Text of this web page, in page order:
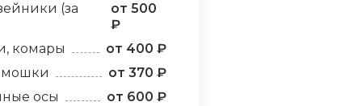
(за
от 500
₽
комары
от 400 ₽
мошки
от 370 ₽
осы
от 600 ₽